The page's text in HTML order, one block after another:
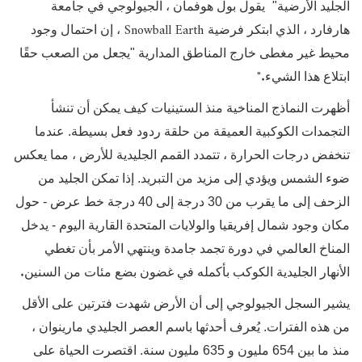
الجليد الأرضية" يقول بول هوفمان ، الجيولوجي في جامعة
هارفارد ، الذي ابتكر فرضية Snowball Earth ، إن احتمال وجود
محيط غير مغطى خارج المناطق المدارية "يجعل من الصعب حقًا
ابتلاع هذا الشيء".
أظهرت النماذج المناخية منذ الستينيات كيف يمكن أن تنشأ
التجمدات الكوكبية العميقة من حلقة ردود فعل بسيطة. عندما
تنخفض درجات الحرارة ، تتمدد القمم الجليدية للأرض ، مما يعكس
ضوء الشمس ويؤدي إلى مزيد من التبريد. إذا تمكن الجليد من
الزحف إلى ما يقرب من 30 درجة إلى 40 درجة خط عرض - حول
مكان وجود شمال إفريقيا والولايات المتحدة القارية اليوم - يدخل
المناخ العالمي في دورة تجمد جامدة وينتهي الأمر بأن تغطي
الأنهار الجليدية الكوكب بأكمله في غضون بضع مئات من السنين.
يشير السجل الجيولوجي إلى أن الأرض شهدت فترتين على الأقل
من هذه الفترات. يُعرف أحدثها باسم العصر الجليدي مارينوان ،
منذ ما بين 654 مليون و 635 مليون سنة. اقتصرت الحياة على